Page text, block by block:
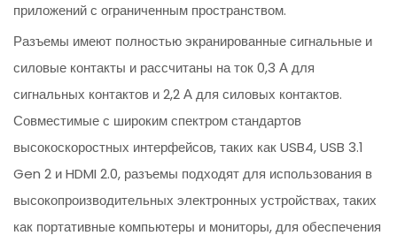
приложений с ограниченным пространством.
Разъемы имеют полностью экранированные сигнальные и
силовые контакты и рассчитаны на ток 0,3 А для
сигнальных контактов и 2,2 А для силовых контактов.
Совместимые с широким спектром стандартов
высокоскоростных интерфейсов, таких как USB4, USB 3.1
Gen 2 и HDMI 2.0, разъемы подходят для использования в
высокопроизводительных электронных устройствах, таких
как портативные компьютеры и мониторы, для обеспечения